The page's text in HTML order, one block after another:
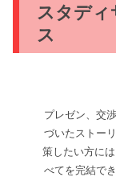
スタディ
ス
プレゼン、交
づいたストー
策したい方に
べてを完結で